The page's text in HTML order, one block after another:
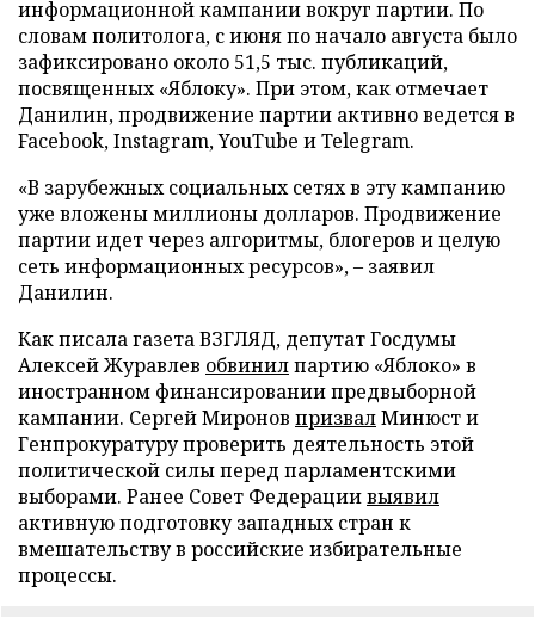
информационной кампании вокруг партии. По
словам политолога, с июня по начало августа было
зафиксировано около 51,5 тыс. публикаций,
посвященных «Яблоку». При этом, как отмечает
Данилин, продвижение партии активно ведется в
Facebook, Instagram, YouTube и Telegram.
«В зарубежных социальных сетях в эту кампанию
уже вложены миллионы долларов. Продвижение
партии идет через алгоритмы, блогеров и целую
сеть информационных ресурсов», – заявил
Данилин.
Как писала газета ВЗГЛЯД, депутат Госдумы
Алексей Журавлев обвинилпартию «Яблоко» в
иностранном финансировании предвыборной
кампании. Сергей Миронов призвалМинюст и
Генпрокуратуру проверить деятельность этой
политической силы перед парламентскими
выборами. Ранее Совет Федерациивыявил
активную подготовку западных стран к
вмешательству в российские избирательные
процессы.